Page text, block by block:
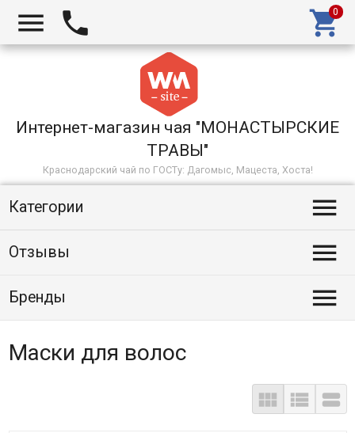
  
Интернет-магазин чая "МОНАСТЫРСКИЕ
ТРАВЫ"
Краснодарский чай по ГОСТу: Дагомыс, Мацеста, Хоста!
Категории 
Отзывы 
Бренды 
Маски для волос
  